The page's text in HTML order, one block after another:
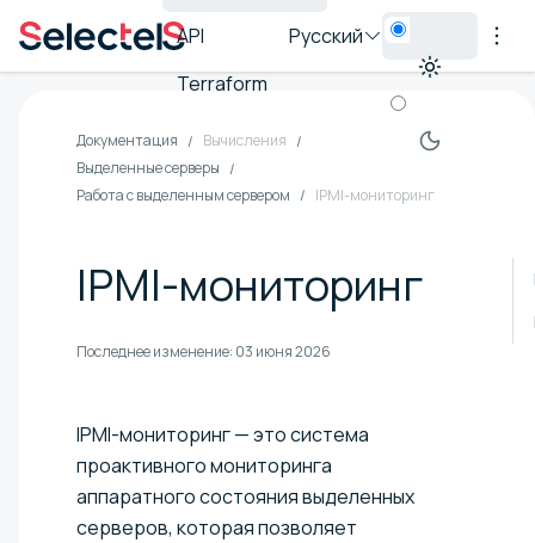
API
Terraform
Русский
Документация
Вычисления
Выделенные серверы
Работа с выделенным сервером
IPMI-мониторинг
IPMI-мониторинг
Последнее изменение: 03 июня 2026
IPMI-мониторинг — это система
проактивного мониторинга
аппаратного состояния выделенных
серверов, которая позволяет